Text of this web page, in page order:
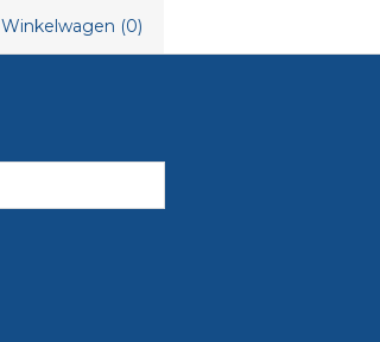
Winkelwagen (0)